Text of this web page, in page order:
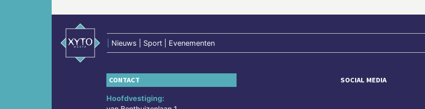
Nieuws | Sport | Evenementen
CONTACT
Hoofdvestiging:
SOCIAL MEDIA